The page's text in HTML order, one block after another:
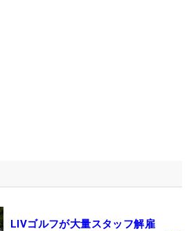
LIVゴルフが大量スタッフ解雇